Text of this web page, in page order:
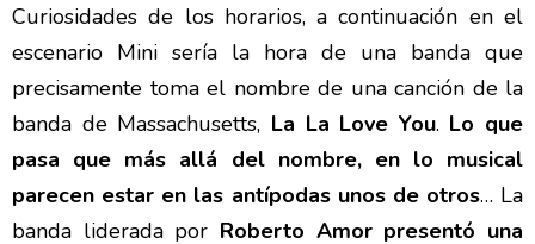
Curiosidades de los horarios, a continuación en el
escenario Mini sería la hora de una banda que
precisamente toma el nombre de una canción de la
banda de Massachusetts, La La Love You. Lo que
pasa que más allá del nombre, en lo musical
parecen estar en las antípodas unos de otros… La
banda liderada por Roberto Amor presentó una